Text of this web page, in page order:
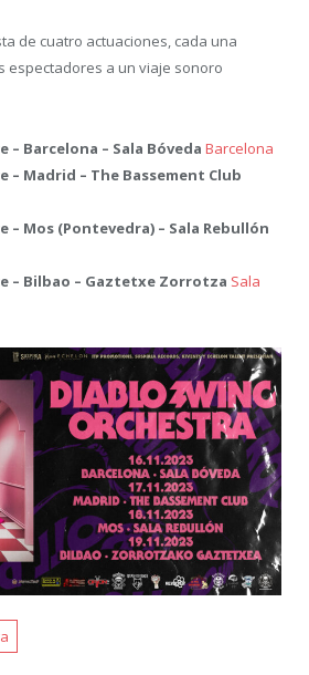
de cuatro actuaciones, cada una
espectadores a un viaje sonoro
– Barcelona – Sala Bóveda Barcelona
– Madrid – The Bassement Club
– Mos (Pontevedra) – Sala Rebullón
– Bilbao – Gaztetxe Zorrotza Sala